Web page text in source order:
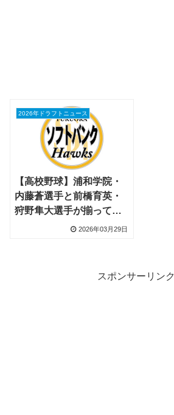
2026年ドラフトニュース
【高校野球】浦和学院・
内藤蒼選手と前橋育英・
狩野隼大選手が揃って一
発、4球団が視察しソフト
2026年03月29日
スポンサーリンク